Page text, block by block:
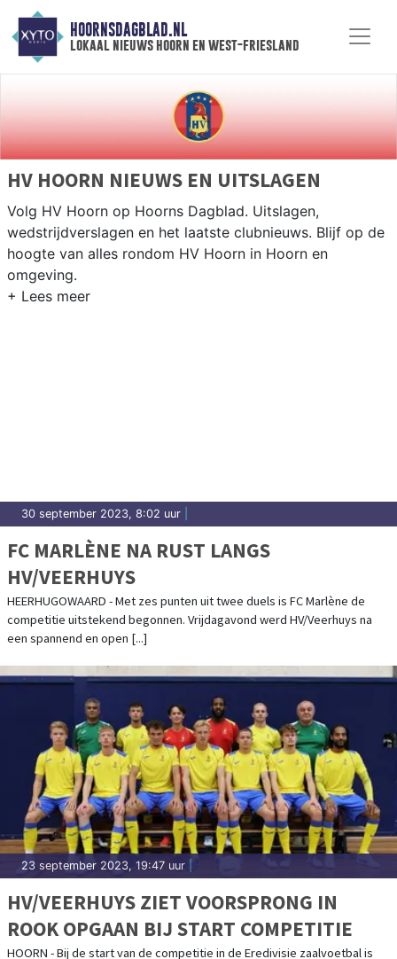
HOORNSDAGBLAD.NL
lokaal nieuws hoorn en west-friesland
HV HOORN NIEUWS EN UITSLAGEN
Volg HV Hoorn op Hoorns Dagblad. Uitslagen,
wedstrijdverslagen en het laatste clubnieuws. Blijf op de
hoogte van alles rondom HV Hoorn in Hoorn en
omgeving.
30 september 2023, 8:02 uur
FC MARLÈNE NA RUST LANGS
HV/VEERHUYS
HEERHUGOWAARD - Met zes punten uit twee duels is FC Marlène de
competitie uitstekend begonnen. Vrijdagavond werd HV/Veerhuys na
een spannend en open [...]
23 september 2023, 19:47 uur
HV/VEERHUYS ZIET VOORSPRONG IN
ROOK OPGAAN BIJ START COMPETITIE
HOORN - Bij de start van de competitie in de Eredivisie zaalvoetbal is